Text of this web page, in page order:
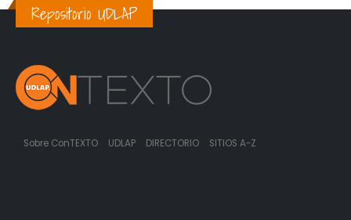
Repositorio UDLAP
Sobre ConTEXTO UDLAP DIRECTORIO SITIOS A-Z